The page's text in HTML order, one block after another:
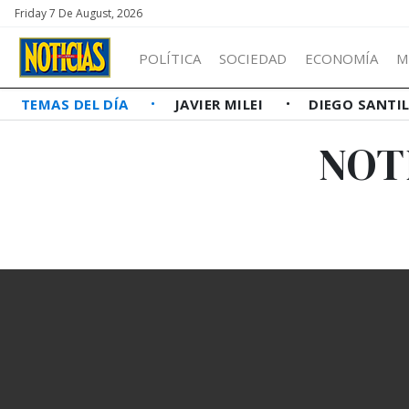
Friday 7 De August, 2026
POLÍTICA SOCIEDAD ECONOMÍA
TEMAS DEL DÍA JAVIER MILEI DIEGO